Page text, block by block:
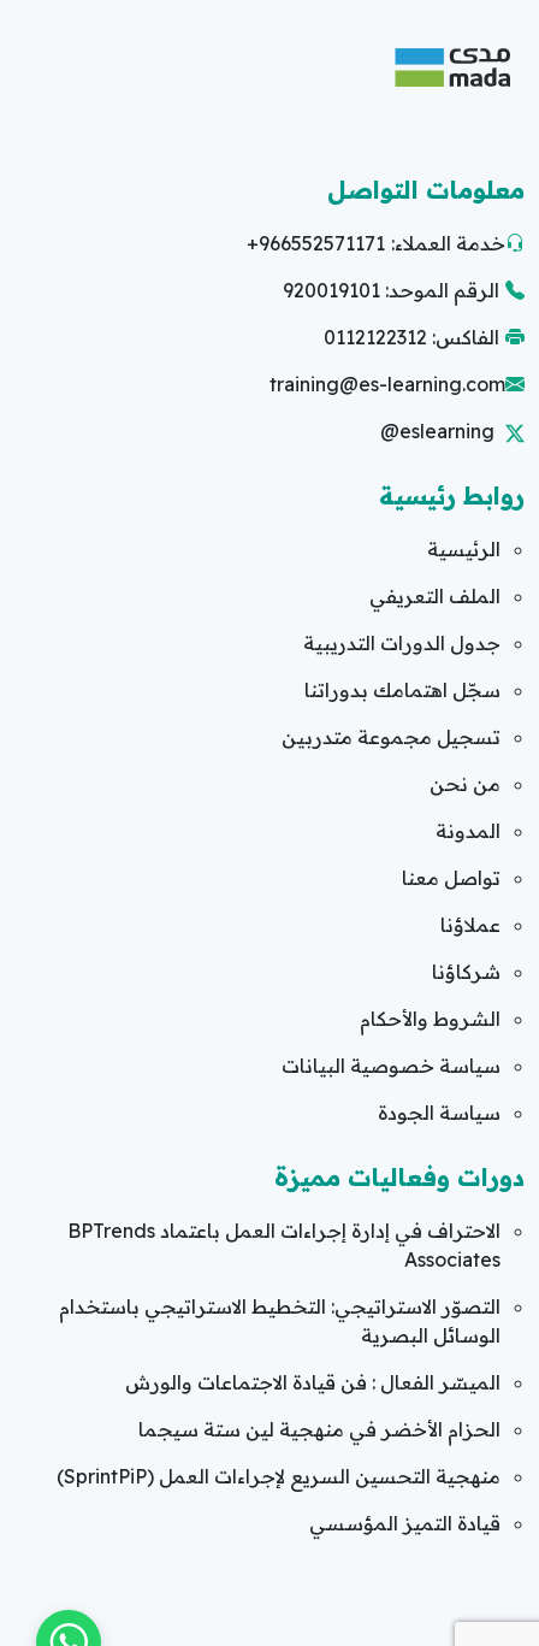
معلومات التواصل
خدمة العملاء: +966552571171
الرقم الموحد: 920019101
الفاكس: 0112122312
training@es-learning.com
@eslearning
روابط رئيسية
الرئيسية
الملف التعريفي
جدول الدورات التدريبية
سجّل اهتمامك بدوراتنا
تسجيل مجموعة متدربين
من نحن
المدونة
تواصل معنا
عملاؤنا
شركاؤنا
الشروط والأحكام
سياسة خصوصية البيانات
سياسة الجودة
دورات وفعاليات مميزة
الاحتراف في إدارة إجراءات العمل باعتماد BPTrends
Associates
التصوّر الاستراتيجي: التخطيط الاستراتيجي باستخدام
الوسائل البصرية
الميسّر الفعال : فن قيادة الاجتماعات والورش
الحزام الأخضر في منهجية لين ستة سيجما
منهجية التحسين السريع لإجراءات العمل (SprintPiP)
قيادة التميز المؤسسي